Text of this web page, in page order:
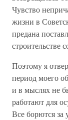
Чувство
жизни в
предана
строительстве
Поэтому я
период моего
и в мыслях не
работают для
Все борются за